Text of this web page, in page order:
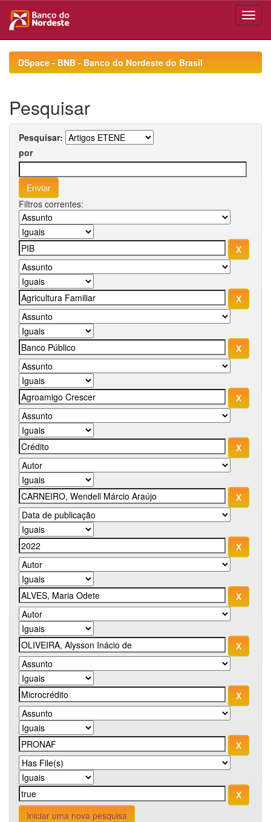
navigationDSpace - BNB - Banco do Nordeste do Brasil
Pesquisar
Pesquisar:
por
Filtros correntes:
Iniciar uma nova pesquisa